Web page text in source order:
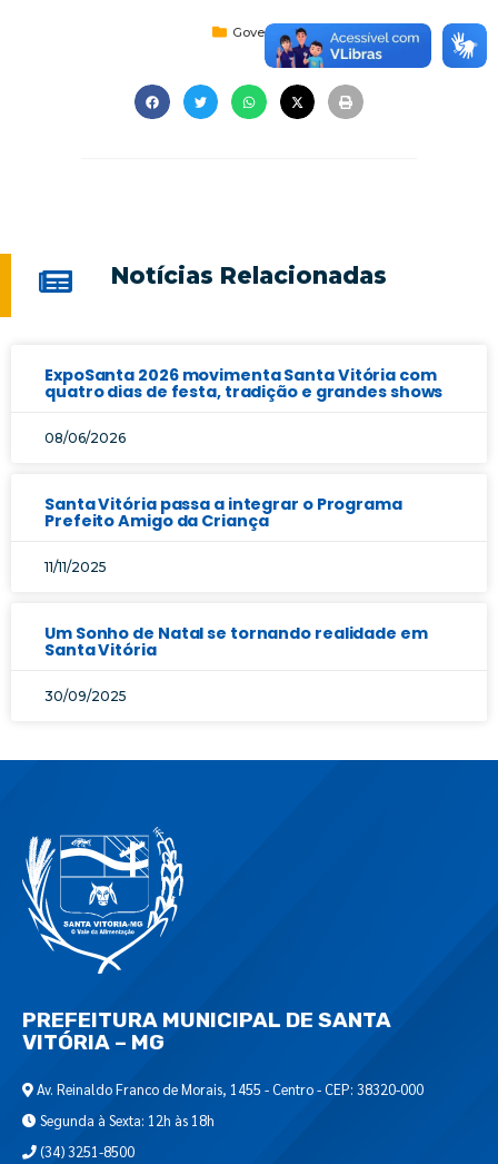
Governo
Notícias Relacionadas
ExpoSanta 2026 movimenta Santa Vitória com
quatro dias de festa, tradição e grandes shows
08/06/2026
Santa Vitória passa a integrar o Programa
Prefeito Amigo da Criança
11/11/2025
Um Sonho de Natal se tornando realidade em
Santa Vitória
30/09/2025
PREFEITURA MUNICIPAL DE SANTA
VITÓRIA – MG
Av. Reinaldo Franco de Morais, 1455 - Centro - CEP: 38320-000
Segunda à Sexta: 12h às 18h
(34) 3251-8500